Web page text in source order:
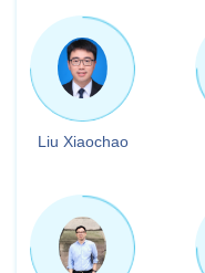
Liu Xiaochao